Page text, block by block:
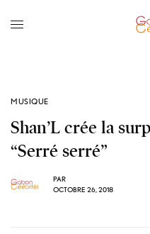
MUSIQUE
Shan’L crée la
“Serré serré”
PAR
OCTOBRE 26, 2018